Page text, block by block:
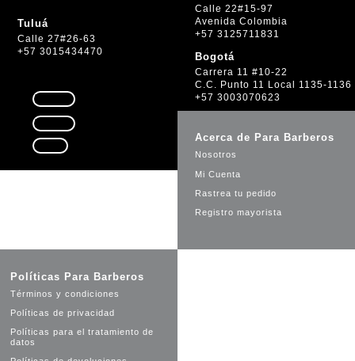
Tuluá
Calle 27#26-63
+57 3015434470
Seguir
Seguir
Seguir
Calle 22#15-97
Avenida Colombia
+57 3125711831
Bogotá
Carrera 11 #10-22
C.C. Punto 11 Local 1135-1136
+57 3003070623
Acerca de Para Barberos
Nosotros
Mi Cuenta
Rastrea tu pedido
Registro mayorista
Políticas Para Barberos
Términos y condiciones
Políticas de privacidad
Políticas para el tratamiento de
datos